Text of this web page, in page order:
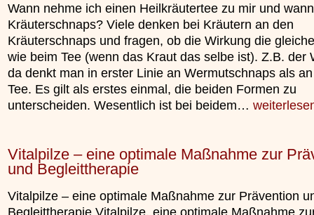
Wann nehme ich einen Heilkräutertee zu mir und
Kräuterschnaps? Viele denken bei Kräutern an den
Kräuterschnaps und fragen, ob die Wirkung die
wie beim Tee (wenn das Kraut das selbe ist). Z.B. der
da denkt man in erster Linie an Wermutschnaps als
Tee. Es gilt als erstes einmal, die beiden Formen zu
unterscheiden. Wesentlich ist bei beidem…
Vitalpilze – eine optimale Maßnahme zur
und Begleittherapie
Vitalpilze – eine optimale Maßnahme zur Prävention
Begleittherapie Vitalpilze, eine optimale Maßnahme